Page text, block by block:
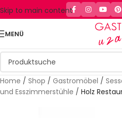
Skip to main content
MENÜ
Home / Shop / Gastromöbel /
und Esszimmerstühle / Holz